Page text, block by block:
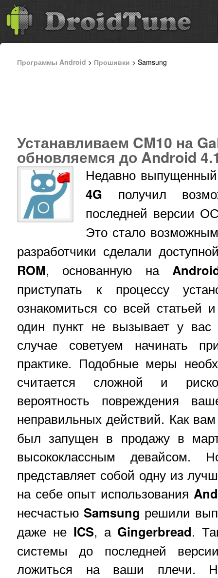
Программы Android > Прошивки > Samsung
Устанавливаем CM10 на
обновляемся до Android
Недавно
4G получил
последней версии
Это стало
разработчики сделали
ROM, основанную на
приступать к процессу
ознакомиться со всей статьей
один пункт не вызывает у вас
случае советуем начинать
практике. Подобные меры
считается сложной и
вероятность повреждения
неправильных действий. Как
был запущен в продажу в
высококлассным
представляет собой одну из
на себе опыт использования
несчастьюSamsung решили
даже не ICS, а Gingerbread.
системы до последней
ложиться на ваши плечи.